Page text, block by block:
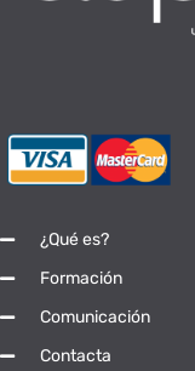
¿Qué es?
Formación
Comunicación
Contacta